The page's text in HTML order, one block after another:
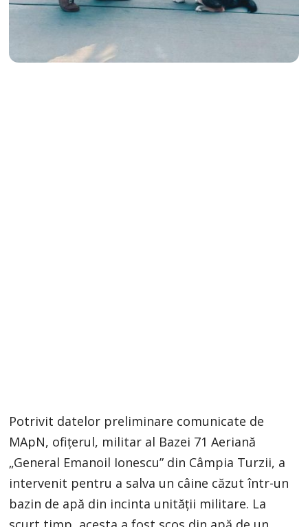
Potrivit datelor preliminare comunicate de
MApN, ofițerul, militar al Bazei 71 Aeriană
„General Emanoil Ionescu” din Câmpia Turzii, a
intervenit pentru a salva un câine căzut într-un
bazin de apă din incinta unității militare. La